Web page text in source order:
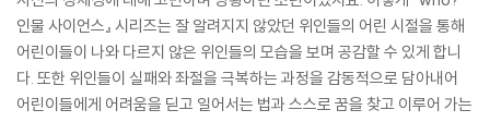
인물 사이언스』 시리즈는 잘 알려지지 않았던 위인들의 어린 시절을 통해
어린이들이 나와 다르지 않은 위인들의 모습을 보며 공감할 수 있게 합니
다. 또한 위인들이 실패와 좌절을 극복하는 과정을 감동적으로 담아내어
어린이들에게 어려움을 딛고 일어서는 법과 스스로 꿈을 찾고 이루어 가는